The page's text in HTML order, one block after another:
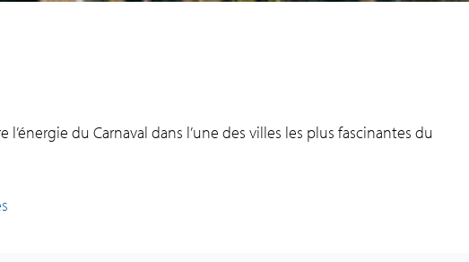
du Carnaval dans l’une des villes les plus fascinantes du